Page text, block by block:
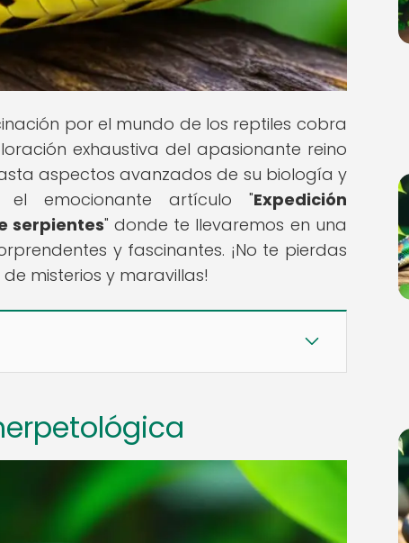
por el mundo de los reptiles cobra
exhaustiva del apasionante reino
aspectos avanzados de su biología y
el emocionante artículo "Expedición
serpientes" donde te llevaremos en una
y fascinantes. ¡No te pierdas
misterios y maravillas!